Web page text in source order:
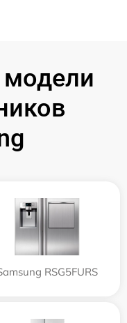
RSG5FURS